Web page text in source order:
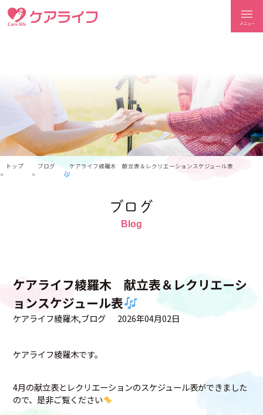
トップ ブログ ケアライフ綾羅木 献立表＆レクリエーションスケジュール表
ブログ
ケアライフ綾羅木 献立表＆レクリエーシ
ョンスケジュール表
ケアライフ綾羅木 ブログ 2026年04月02日
ケアライフ綾羅木です。
4月の献立表とレクリエーションのスケジュール表ができました
ので、是非ご覧ください